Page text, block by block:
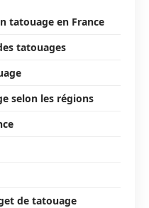
tatouage en France
tatouages
selon les régions
de tatouage